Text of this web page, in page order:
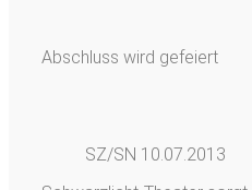
Abschluss wird gefeiert
SZ/SN 10.07.2013